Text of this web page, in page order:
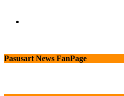
Pasusart News FanPage